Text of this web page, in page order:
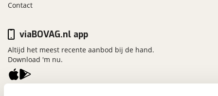
Contact
viaBOVAG.nl app
Altijd het meest recente aanbod bij de hand.
Download 'm nu.